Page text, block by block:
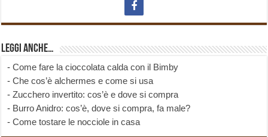
Leggi anche…
-Come fare la cioccolata calda con il Bimby
-Che cos’è alchermes e come si usa
-Zucchero invertito: cos’è e dove si compra
- Burro Anidro: cos’è, dove si compra, fa male?
-Come tostare le nocciole in casa